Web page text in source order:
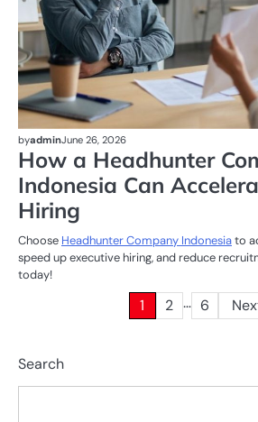
byadminJune 26, 2026
How a Headhunter
Indonesia Can
Hiring
Choose Headhunter Company Indonesiato
speed up executive hiring, and reduce
today!
1 2 … 6
Search